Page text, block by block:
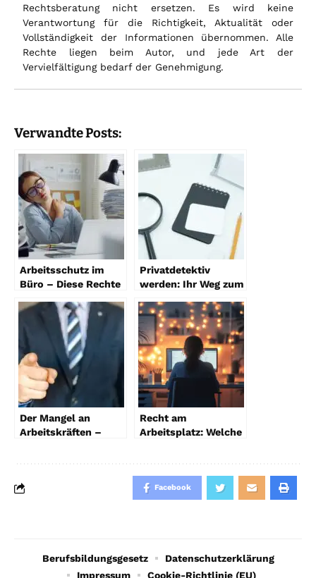
Rechtsberatung nicht ersetzen. Es wird keine
Verantwortung für die Richtigkeit, Aktualität oder
Vollständigkeit der Informationen übernommen. Alle
Rechte liegen beim Autor, und jede Art der
Vervielfältigung bedarf der Genehmigung.
Verwandte Posts:
Arbeitsschutz im
Büro – Diese Rechte
Privatdetektiv
werden: Ihr Weg zum
Detektivberuf
Der Mangel an
Arbeitskräften –
Verbesserung der
Recht am
Arbeitsplatz: Welche
Arbeitnehmer bei
gesundheitlichen
Einschränkungen?
Facebook
Berufsbildungsgesetz
Datenschutzerklärung
Impressum
Cookie-Richtlinie (EU)